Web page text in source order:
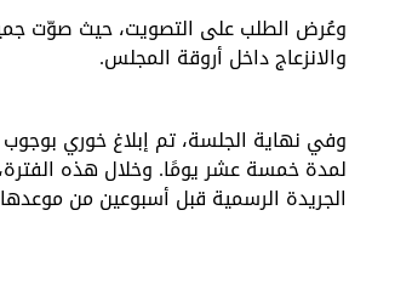
وعُرض الطلب على التصويت، حيث صوّت جميع
والانزعاج داخل أروقة المجلس.
وفي نهاية الجلسة، تم إبلاغ خوري بوجوب
لمدة خمسة عشر يومًا. وخلال هذه
الجريدة الرسمية قبل أسبوعين من